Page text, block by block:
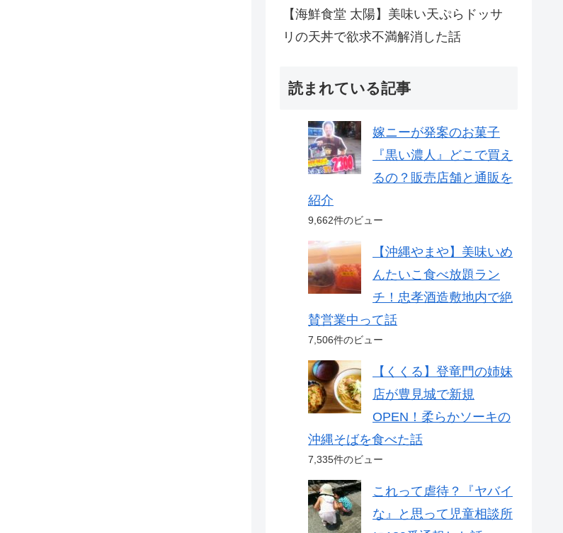
【海鮮食堂 太陽】美味い天ぷらドッサ
リの天丼で欲求不満解消した話
読まれている記事
嫁ニーが発案のお菓子
『黒い濃人』どこで買え
るの？販売店舗と通販を
紹介
9,662件のビュー
【沖縄やまや】美味いめ
んたいこ食べ放題ラン
チ！忠孝酒造敷地内で絶
賛営業中って話
7,506件のビュー
【くくる】登竜門の姉妹
店が豊見城で新規
OPEN！柔らかソーキの
沖縄そばを食べた話
7,335件のビュー
これって虐待？『ヤバイ
な』と思って児童相談所